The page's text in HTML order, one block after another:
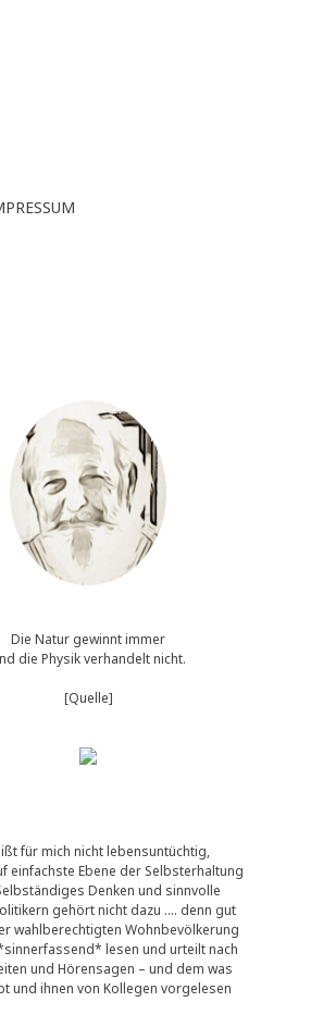
Die Natur gewinnt immer
die Physik verhandelt nicht.
[Quelle]
für mich nicht lebensuntüchtig,
einfachste Ebene der Selbsterhaltung
Denken und sinnvolle
gehört nicht dazu …. denn gut
wahlberechtigten Wohnbevölkerung
lesen und urteilt nach
und Hörensagen – und dem was
und ihnen von Kollegen vorgelesen